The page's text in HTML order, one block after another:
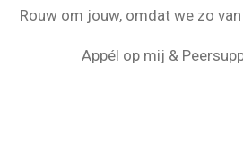
Rouw om jouw, omdat we zo
Appél op mij &